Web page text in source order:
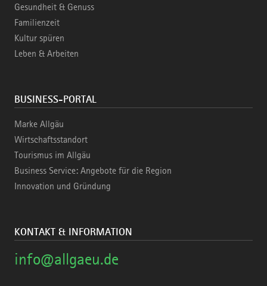
Gesundheit & Genuss
Familienzeit
Kultur spüren
Leben & Arbeiten
BUSINESS-PORTAL
Marke Allgäu
Wirtschaftsstandort
Tourismus im Allgäu
Business Service: Angebote für die Region
Innovation und Gründung
KONTAKT & INFORMATION
info@allgaeu.de